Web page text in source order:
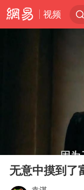
视频
Play
无意中摸到了